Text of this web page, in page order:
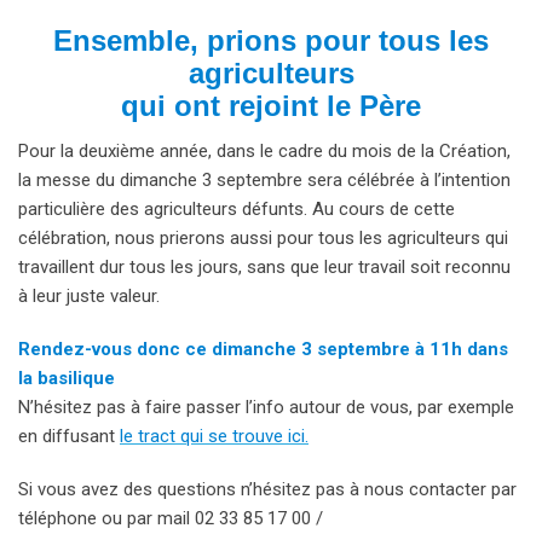
Ensemble, prions pour tous les
agriculteurs
qui ont rejoint le Père
Pour la deuxième année, dans le cadre du mois de la Création,
la messe du dimanche 3 septembre sera célébrée à l’intention
particulière des agriculteurs défunts. Au cours de cette
célébration, nous prierons aussi pour tous les agriculteurs qui
travaillent dur tous les jours, sans que leur travail soit reconnu
à leur juste valeur.
Rendez-vous donc ce dimanche 3 septembre à 11h dans
la basilique
N’hésitez pas à faire passer l’info autour de vous, par exemple
en diffusant le tract qui se trouve ici.
Si vous avez des questions n’hésitez pas à nous contacter par
téléphone ou par mail 02 33 85 17 00 /